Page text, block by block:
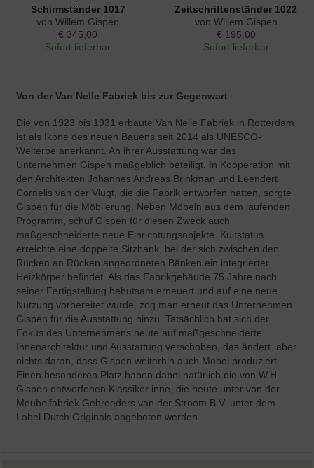
Schirmständer 1017
von Willem Gispen
€ 345,00
Sofort lieferbar
Zeitschriftenständer 1022
von Willem Gispen
€ 195,00
Sofort lieferbar
Von der Van Nelle Fabriek bis zur Gegenwart
Die von 1923 bis 1931 erbaute Van Nelle Fabriek in Rotterdam
ist als Ikone des neuen Bauens seit 2014 als UNESCO-
Welterbe anerkannt. An ihrer Ausstattung war das
Unternehmen Gispen maßgeblich beteiligt. In Kooperation mit
den Architekten Johannes Andreas Brinkman und Leendert
Cornelis van der Vlugt, die die Fabrik entworfen hatten, sorgte
Gispen für die Möblierung. Neben Möbeln aus dem laufenden
Programm, schuf Gispen für diesen Zweck auch
maßgeschneiderte neue Einrichtungsobjekte. Kultstatus
erreichte eine doppelte Sitzbank, bei der sich zwischen den
Rücken an Rücken angeordneten Bänken ein integrierter
Heizkörper befindet. Als das Fabrikgebäude 75 Jahre nach
seiner Fertigstellung behutsam erneuert und auf eine neue
Nutzung vorbereitet wurde, zog man erneut das Unternehmen
Gispen für die Ausstattung hinzu. Tatsächlich hat sich der
Fokus des Unternehmens heute auf maßgeschneiderte
Innenarchitektur und Ausstattung verschoben, das ändert aber
nichts daran, dass Gispen weiterhin auch Möbel produziert.
Einen besonderen Platz haben dabei natürlich die von W.H.
Gispen entworfenen Klassiker inne, die heute unter von der
Meubelfabriek Gebroeders van der Stroom B.V. unter dem
Label Dutch Originals angeboten werden.